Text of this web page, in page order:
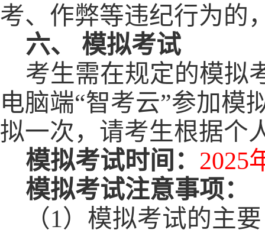
考、作弊等违纪行为的
六、 模拟考试
考生需在规定的模拟
电脑端“智考云”参加模
拟一次 ，请考生根据个
模拟考试时间： 2025
模拟考试注意事项：
（1） 模拟考试的主